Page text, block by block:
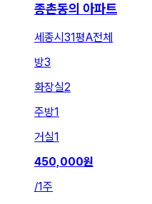
종촌동의 아파트
세종시31평A전체
방3
화장실2
주방1
거실1
450,000원
/1주